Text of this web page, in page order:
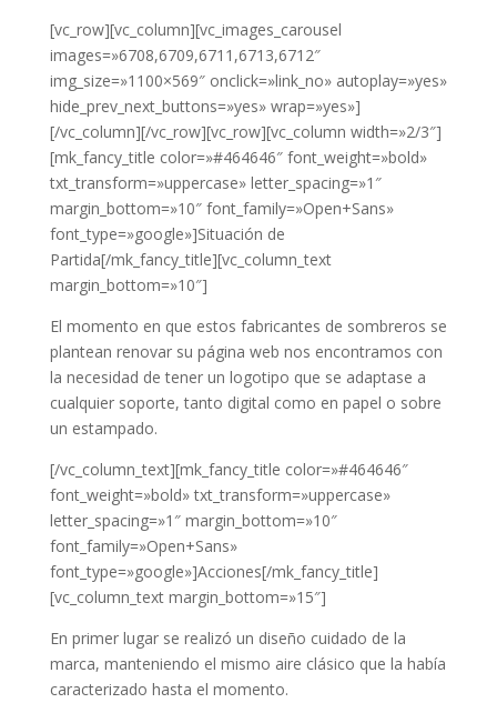
[vc_row][vc_column][vc_images_carousel
images=»6708,6709,6711,6713,6712″
img_size=»1100×569″ onclick=»link_no» autoplay=»yes»
hide_prev_next_buttons=»yes» wrap=»yes»]
[/vc_column][/vc_row][vc_row][vc_column width=»2/3″]
[mk_fancy_title color=»#464646″ font_weight=»bold»
txt_transform=»uppercase» letter_spacing=»1″
margin_bottom=»10″ font_family=»Open+Sans»
font_type=»google»]Situación de
Partida[/mk_fancy_title][vc_column_text
margin_bottom=»10″]
El momento en que estos fabricantes de sombreros se
plantean renovar su página web nos encontramos con
la necesidad de tener un logotipo que se adaptase a
cualquier soporte, tanto digital como en papel o sobre
un estampado.
[/vc_column_text][mk_fancy_title color=»#464646″
font_weight=»bold» txt_transform=»uppercase»
letter_spacing=»1″ margin_bottom=»10″
font_family=»Open+Sans»
font_type=»google»]Acciones[/mk_fancy_title]
[vc_column_text margin_bottom=»15″]
En primer lugar se realizó un diseño cuidado de la
marca, manteniendo el mismo aire clásico que la había
caracterizado hasta el momento.